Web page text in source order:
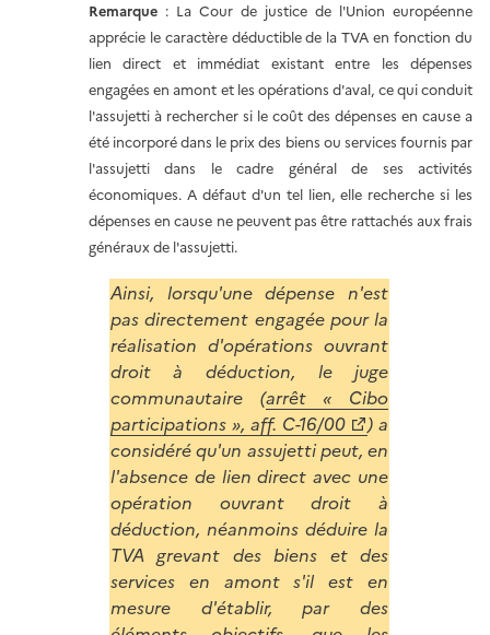
Remarque : La Cour de justice de l'Union européenne
apprécie le caractère déductible de la TVA en fonction du
lien direct et immédiat existant entre les dépenses
engagées en amont et les opérations d'aval, ce qui conduit
l'assujetti à rechercher si le coût des dépenses en cause a
été incorporé dans le prix des biens ou services fournis par
l'assujetti dans le cadre général de ses activités
économiques. A défaut d'un tel lien, elle recherche si les
dépenses en cause ne peuvent pas être rattachés aux frais
généraux de l'assujetti.
Ainsi, lorsqu'une dépense n'est
pas directement engagée pour la
réalisation d'opérations ouvrant
droit à déduction, le juge
communautaire (arrêt « Cibo
participations », aff. C-16/00
) a
considéré qu'un assujetti peut, en
l'absence de lien direct avec une
opération ouvrant droit à
déduction, néanmoins déduire la
TVA grevant des biens et des
services en amont s'il est en
mesure d'établir, par des